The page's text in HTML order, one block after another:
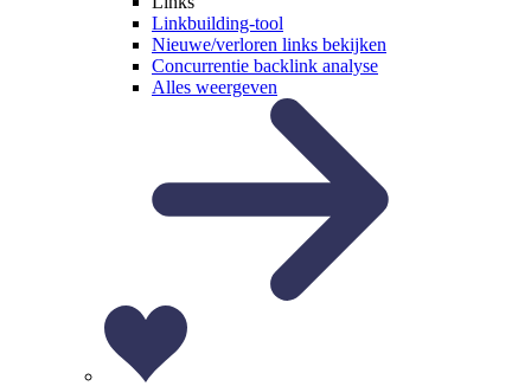
Linkbuilding-tool
Nieuwe/verloren links bekijken
Concurrentie backlink analyse
Alles weergeven